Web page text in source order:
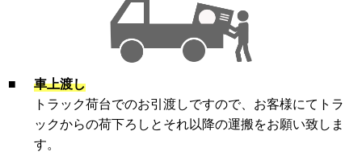
■
車上渡し
トラック荷台でのお引渡しですので、お客様にてトラ
ックからの荷下ろしとそれ以降の運搬をお願い致しま
す。